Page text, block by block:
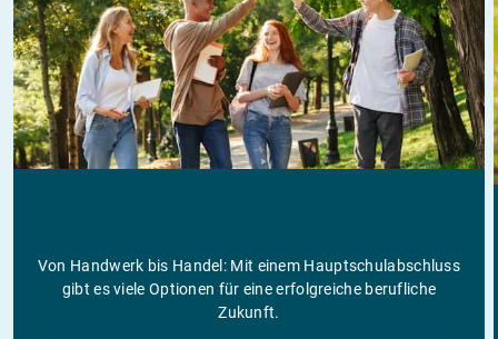
Von Handwerk bis Handel: Mit einem Hauptschulabschluss
gibt es viele Optionen für eine erfolgreiche berufliche
Zukunft.